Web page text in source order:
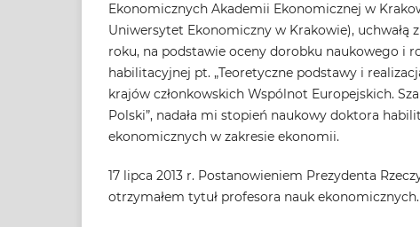
Ekonomicznych Akademii Ekonomicznej w
Uniwersytet Ekonomiczny w Krakowie), uchwałą
roku, na podstawie oceny dorobku naukowego i
habilitacyjnej pt. „Teoretyczne podstawy i
krajów członkowskich Wspólnot Europejskich.
Polski”, nadała mi stopień naukowy doktora
ekonomicznych w zakresie ekonomii.
17 lipca 2013 r. Postanowieniem Prezydenta
otrzymałem tytuł profesora nauk ekonomicznych.